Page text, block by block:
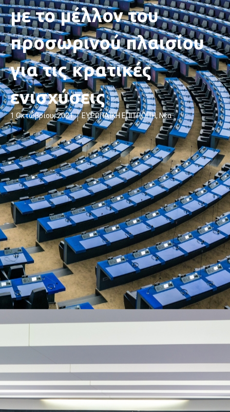
με το μέλλον του
προσωρινού πλαισίου
για τις κρατικές
ενισχύσεις
1 Οκτωβρίου, 2021 ΕΥΡΩΠΑΪΚΗ ΕΠΙΤΡΟΠΉ, Νέα